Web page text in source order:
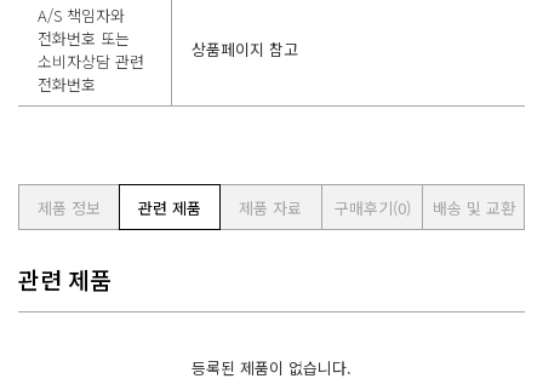
A/S 책임자와
전화번호 또는
소비자상담 관련
전화번호
상품페이지 참고
제품 정보 관련 제품 제품 자료 구매후기(0) 배송 및 교환
관련 제품
등록된 제품이 없습니다.